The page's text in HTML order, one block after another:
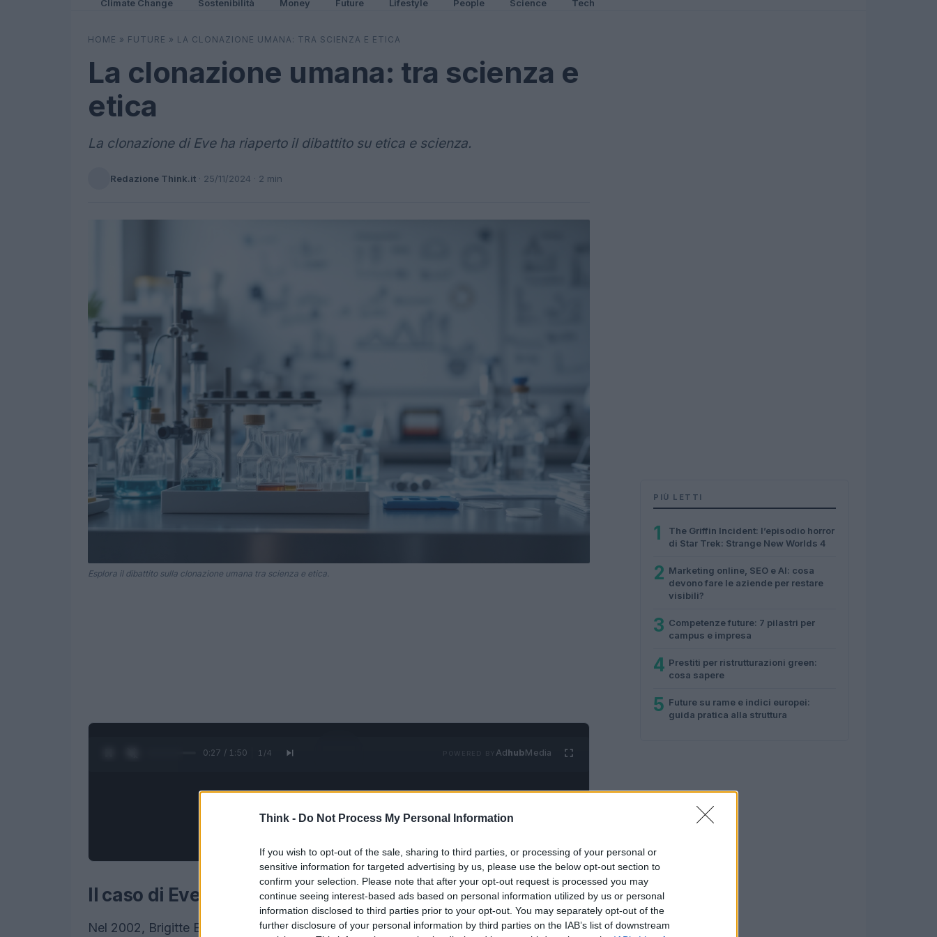
Think - Do Not Process My Personal Information
If you wish to opt-out of the sale, sharing to third parties, or processing of your personal or
sensitive information for targeted advertising by us, please use the below opt-out section to
confirm your selection. Please note that after your opt-out request is processed you may
continue seeing interest-based ads based on personal information utilized by us or personal
information disclosed to third parties prior to your opt-out. You may separately opt-out of the
further disclosure of your personal information by third parties on the IAB’s list of downstream
Climate Change Sostenibilità Money Future Lifestyle People Science Tech
HOME » FUTURE » LA CLONAZIONE UMANA: TRA SCIENZA E ETICA
La clonazione umana: tra scienza e
etica
La clonazione di Eve ha riaperto il dibattito su etica e scienza.
Redazione Think.it · 25/11/2024 · 2 min
Esplora il dibattito sulla clonazione umana tra scienza e etica.
0:28 / 1:50 1 /4 POWERED BY AdhubMedia
Il caso di Eve: una nascita controversa
Nel 2002, Brigitte Boisselier annunciò al mondo la nascita di Eve, la prima bambina
PIÙ LETTI
1
The Griffin Incident: l’episodio horror
di Star Trek: Strange New Worlds 4
2 Marketing online, SEO e AI: cosa
devono fare le aziende per restare
visibili?
3 Competenze future: 7 pilastri per
campus e impresa
4 Prestiti per ristrutturazioni green:
cosa sapere
5 Future su rame e indici europei:
guida pratica alla struttura